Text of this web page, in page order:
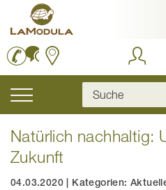
Inhalt
springen
Navigation
Natürlich nachhaltig:
Zukunft
04.03.2020 Kategorien: